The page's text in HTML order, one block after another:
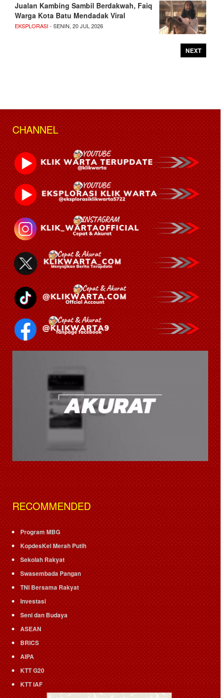
Jualan Kambing Sambil Berdakwah, Faiq
Warga Kota Batu Mendadak Viral
EKSPLORASI- SENIN, 20 JUL 2026
NEXT
CHANNEL
RECOMMENDED
Program MBG
KopdesKel Merah Putih
Sekolah Rakyat
Swasembada Pangan
TNI Bersama Rakyat
Investasi
Seni dan Budaya
ASEAN
BRICS
AIPA
KTT G20
KTT IAF